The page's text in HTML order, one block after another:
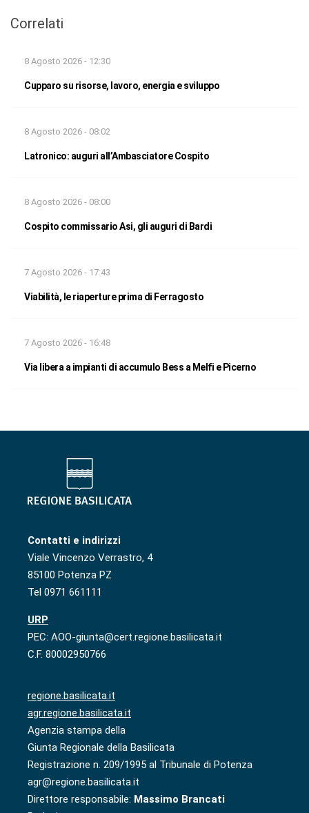
Correlati
8 Agosto 2026 - 12:30
Cupparo su risorse, lavoro, energia e sviluppo
8 Agosto 2026 - 08:02
Latronico: auguri all’Ambasciatore Cospito
8 Agosto 2026 - 08:00
Cospito commissario Asi, gli auguri di Bardi
7 Agosto 2026 - 17:43
Viabilità, le riaperture prima di Ferragosto
7 Agosto 2026 - 16:48
Via libera a impianti di accumulo Bess a Melfi e Picerno
Contatti e indirizzi
Viale Vincenzo Verrastro, 4
85100 Potenza PZ
Tel 0971 661111
URP
PEC: AOO-giunta@cert.regione.basilicata.it
C.F. 80002950766
regione.basilicata.it
agr.regione.basilicata.it
Agenzia stampa della
Giunta Regionale della Basilicata
Registrazione n. 209/1995 al Tribunale di Potenza
agr@regione.basilicata.it
Direttore responsabile: Massimo Brancati